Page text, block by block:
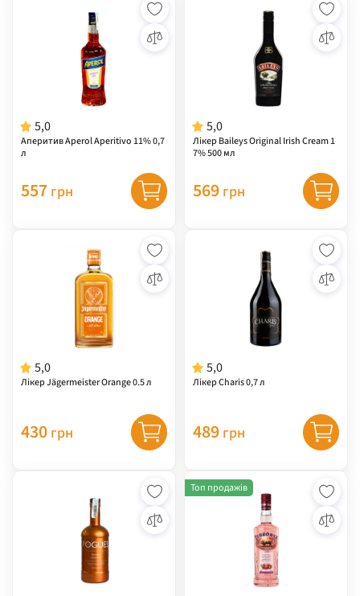
5,0
Аперитив Aperol Aperitivo 11% 0,7
л
557 грн
5,0
Лікер Baileys Original Irish Cream 1
7% 500 мл
569 грн
5,0
Лікер Jägermeister Orange 0.5 л
430 грн
5,0
Лікер Charis 0,7 л
489 грн
Топ продажів